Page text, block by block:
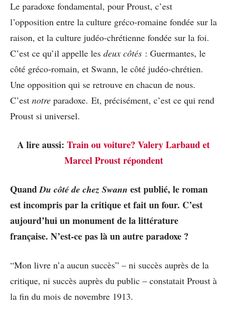
Le paradoxe fondamental, pour Proust, c’est
l’opposition entre la culture gréco-romaine fondée sur la
raison, et la culture judéo-chrétienne fondée sur la foi.
C’est ce qu’il appelle les deux côtés : Guermantes, le
côté gréco-romain, et Swann, le côté judéo-chrétien.
Une opposition qui se retrouve en chacun de nous.
C’est notre paradoxe. Et, précisément, c’est ce qui rend
Proust si universel.
A lire aussi: Train ou voiture? Valery Larbaud et
Marcel Proust répondent
QuandDu côté de chez Swann est publié, le roman
est incompris par la critique et fait un four. C’est
aujourd’hui un monument de la littérature
française. N’est-ce pas là un autre paradoxe ?
“Mon livre n’a aucun succès” – ni succès auprès de la
critique, ni succès auprès du public – constatait Proust à
la fin du mois de novembre 1913.